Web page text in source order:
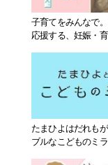
子育てをみんなで
応援する、妊娠・
たまひよはだれも
ブルなこどものミ